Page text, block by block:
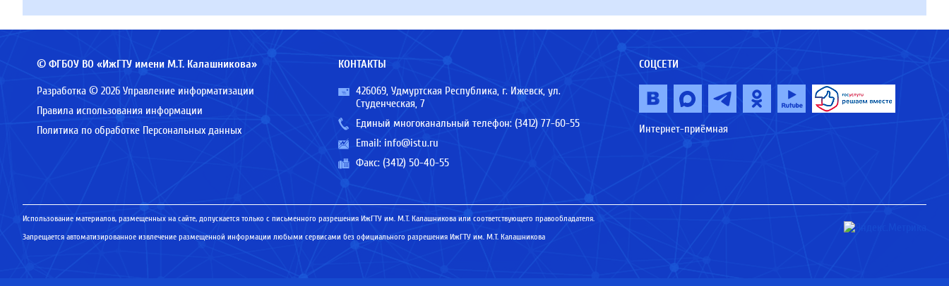
© ФГБОУ ВО «ИжГТУ имени М.Т. Калашникова»
Разработка © 2026 Управление информатизации
Правила использования информации
Политика по обработке Персональных данных
КОНТАКТЫ
426069, Удмуртская Республика, г. Ижевск, ул.
Студенческая, 7
Единый многоканальный телефон: (3412) 77-60-55
Email: info@istu.ru
Факс: (3412) 50-40-55
СОЦСЕТИ
Интернет-приёмная
Использование материалов, размещенных на сайте, допускается только с письменного разрешения ИжГТУ им. М.Т. Калашникова или соответствующего правообладателя.
Запрещается автоматизированное извлечение размещенной информации любыми сервисами без официального разрешения ИжГТУ им. М.Т. Калашникова